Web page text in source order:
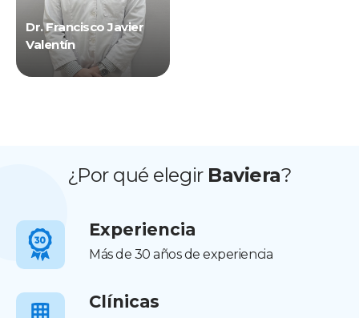
Dr. Francisco Javier
Valentín
¿Por qué elegir Baviera?
Experiencia
Más de 30 años de experiencia
Clínicas